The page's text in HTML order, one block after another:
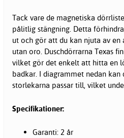
Tack vare de magnetiska
pålitlig stängning. Detta
ut och gör att du kan njuta av en
utan oro. Duschdörrarna Texas
vilket gör det enkelt att hitta en
badkar. I diagrammet nedan
storlekarna passar till, vilket
Specifikationer:
Garanti: 2 år